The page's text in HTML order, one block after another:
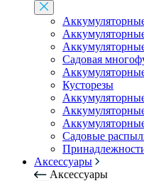
Садовая
Кусторезы
Садовые
Аксессуары
Аксессуары